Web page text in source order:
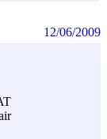
12/06/2009